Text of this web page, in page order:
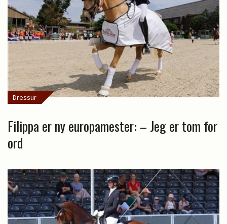
Dressur
Filippa er ny europamester: – Jeg er tom for
ord